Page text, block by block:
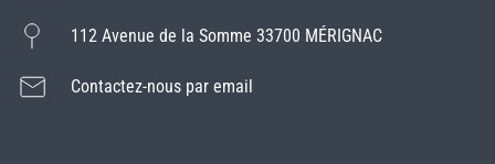
112 Avenue de la Somme 33700 MÉRIGNAC
Contactez-nous par email